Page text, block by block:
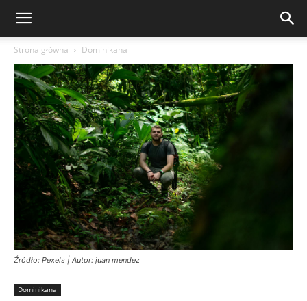
Strona główna Dominikana
Źródło: Pexels | Autor: juan mendez
Dominikana